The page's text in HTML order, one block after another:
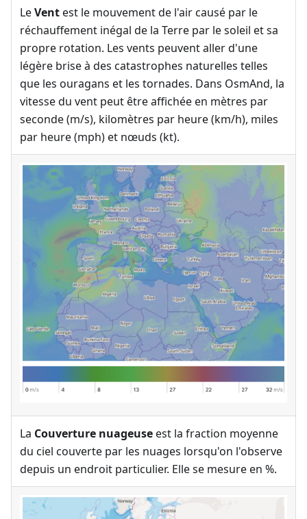
LeVentest le mouvement de l'air causé par le
réchauffement inégal de la Terre par le soleil et sa
propre rotation. Les vents peuvent aller d'une
légère brise à des catastrophes naturelles telles
que les ouragans et les tornades. Dans OsmAnd, la
vitesse du vent peut être affichée en mètres par
seconde (m/s), kilomètres par heure (km/h), miles
par heure (mph) et nœuds (kt).
La Couverture nuageuseest la fraction moyenne
du ciel couverte par les nuages lorsqu'on l'observe
depuis un endroit particulier. Elle se mesure en %.